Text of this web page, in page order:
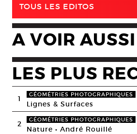
TOUS LES EDITOS
A VOIR AUSSI
LES PLUS
1 GÉOMÉTRIES PHOTOGRAPHIQUES
Lignes & Surfaces
2 GÉOMÉTRIES PHOTOGRAPHIQUES
Nature • André Rouillé